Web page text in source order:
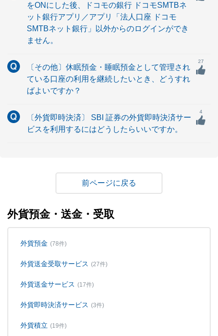
をONにした後、ドコモの銀行 ドコモSMTBネ
ット銀行アプリ／アプリ「法人口座 ドコモ
SMTBネット銀行」以外からのログインができ
ません。
〔その他〕休眠預金・睡眠預金として管理され
ている口座の利用を継続したいとき、どうすれ
ばよいですか？
27
〔外貨即時決済〕 SBI 証券の外貨即時決済サー
ビスを利用するにはどうしたらいいですか。
4
戻る
外貨預金・送金・受取
外貨預金 (78件)
外貨送金受取サービス (27件)
外貨送金サービス (17件)
外貨即時決済サービス (3件)
外貨積立 (19件)